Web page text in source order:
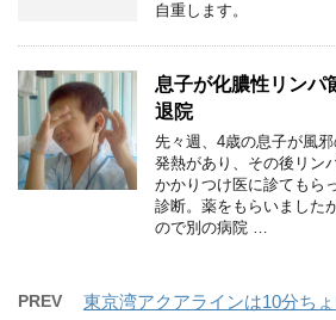
自重します。
息子が化膿性リン
退院
先々週、4歳の息子が風
発熱があり、その後リン
かかりつけ医に診てもら
診断。薬をもらいました
ので別の病院 …
PREV 東京湾アクアラインは10分ち